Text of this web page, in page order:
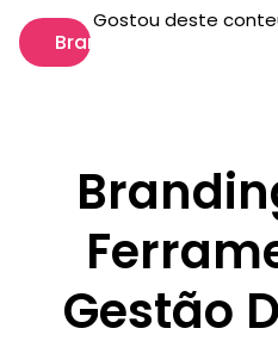
Branding
Gostou deste
Gestão